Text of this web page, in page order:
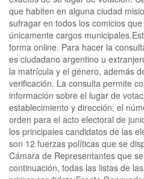
que habiten en alguna ciudad
sufragar en todos los comicios
únicamente cargos
forma online. Para hacer la
es ciudadano argentino u
la matrícula y el género, además
verificación. La consulta permite
información sobre el lugar de
establecimiento y dirección, el
orden para el acto electoral de
los principales candidatos de las
son 12 fuerzas políticas que se
Cámara de Representantes que
continuación, todas las listas de